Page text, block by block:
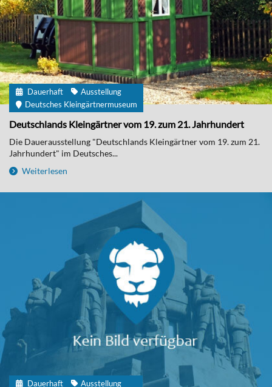
Dauerhaft
Ausstellung
Deutsches Kleingärtnermuseum
Deutschlands Kleingärtner vom 19. zum 21. Jahrhundert
Die Dauerausstellung "Deutschlands Kleingärtner vom 19. zum 21.
Jahrhundert" im Deutsches...
Weiterlesen
Dauerhaft
Ausstellung